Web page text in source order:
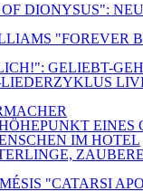
DIONYSUS":
"FOREVER
GELIEBT-
IM HOTEL
"CATARSI